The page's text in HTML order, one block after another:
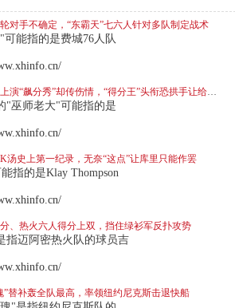
对手不确定，“东霸天”七六人针对多队制定战术
可能指的是费城76人队
"巫师老大"可能指的是
汤史上第一纪录，无奈“这点”让库里只能作罢
指的是Klay Thompson
、热火六人得分上双，挡住绿衫军反扑攻势
指迈阿密热火队的球员吉
”替补轰全队最高，率领纽约尼克斯击退快船